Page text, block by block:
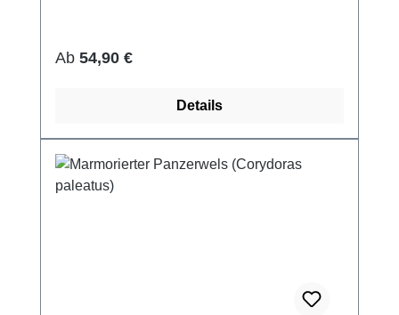
Regulärer Preis:
Ab 54,90 €
Details